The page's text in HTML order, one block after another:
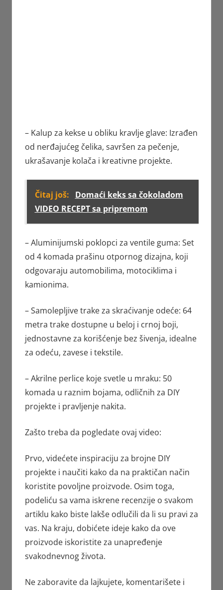
– Kalup za kekse u obliku kravlje glave: Izrađen
od nerđajućeg čelika, savršen za pečenje,
ukrašavanje kolača i kreativne projekte.
Čitaj još:
Domaći keks sa čokoladom
VIDEO RECEPT sa pripremom
– Aluminijumski poklopci za ventile guma: Set
od 4 komada prašinu otpornog dizajna, koji
odgovaraju automobilima, motociklima i
kamionima.
– Samolepljive trake za skraćivanje odeće: 64
metra trake dostupne u beloj i crnoj boji,
jednostavne za korišćenje bez šivenja, idealne
za odeću, zavese i tekstile.
– Akrilne perlice koje svetle u mraku: 50
komada u raznim bojama, odličnih za DIY
projekte i pravljenje nakita.
Zašto treba da pogledate ovaj video:
Prvo, videćete inspiraciju za brojne DIY
projekte i naučiti kako da na praktičan način
koristite povoljne proizvode. Osim toga,
podeliću sa vama iskrene recenzije o svakom
artiklu kako biste lakše odlučili da li su pravi za
vas. Na kraju, dobićete ideje kako da ove
proizvode iskoristite za unapređenje
svakodnevnog života.
Ne zaboravite da lajkujete, komentarišete i